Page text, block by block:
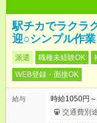
駅チカでラクラ
迎○シンプル作業
派遣 職種未経験OK
WEB登録・面接OK
給与
時給1050円
交通費別